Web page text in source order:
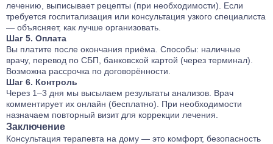
лечению, выписывает рецепты (при необходимости). Если
требуется госпитализация или консультация узкого специалиста
— объясняет, как лучше организовать.
Шаг 5. Оплата
Вы платите после окончания приёма. Способы: наличные
врачу, перевод по СБП, банковской картой (через терминал).
Возможна рассрочка по договорённости.
Шаг 6. Контроль
Через 1–3 дня мы высылаем результаты анализов. Врач
комментирует их онлайн (бесплатно). При необходимости
назначаем повторный визит для коррекции лечения.
Заключение
Консультация терапевта на дому — это комфорт, безопасность